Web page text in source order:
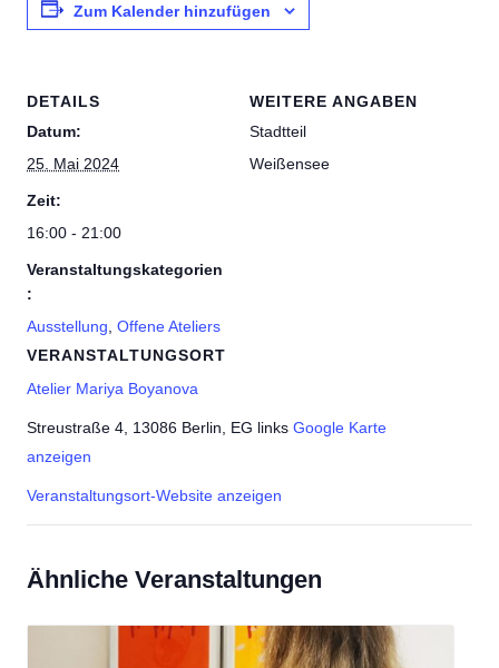
Zum Kalender hinzufügen
DETAILS
Datum:
25. Mai 2024
Zeit:
16:00 - 21:00
Veranstaltungskategorien
:
Ausstellung Offene Ateliers
VERANSTALTUNGSORT
Atelier Mariya Boyanova
Streustraße 4, 13086 Berlin, EG links Google Karte
anzeigen
Veranstaltungsort-Website anzeigen
WEITERE ANGABEN
Stadtteil
Weißensee
Ähnliche Veranstaltungen